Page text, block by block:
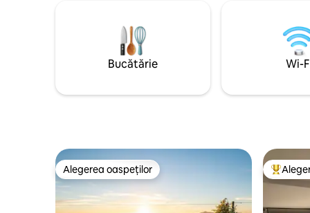
Bucătărie Wi-
Alegerea oaspeților
Alegerea oaspeților